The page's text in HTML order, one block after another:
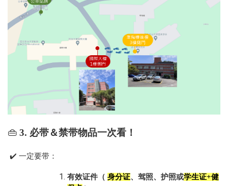
👜 3. 必带＆禁带物品一次看！
✔ 一定要带：
有效证件（ 身分证、驾照、护照或学生证+健